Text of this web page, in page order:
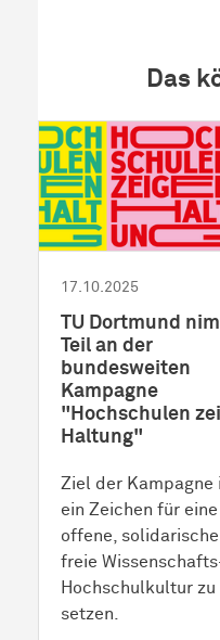
Das
17.10.2025
TU Dortmund
Teil an der
bundesweiten
Kampagne
"Hochschulen
Haltung"
Ziel der Kampagne
ein Zeichen für eine
offene, solidarische
freie
Hochschulkultur zu
setzen.